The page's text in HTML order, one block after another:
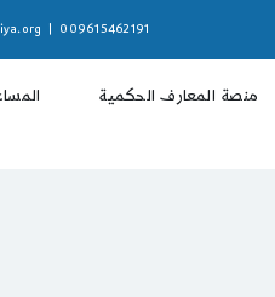
009615462191
منصة المعارف الحكمية